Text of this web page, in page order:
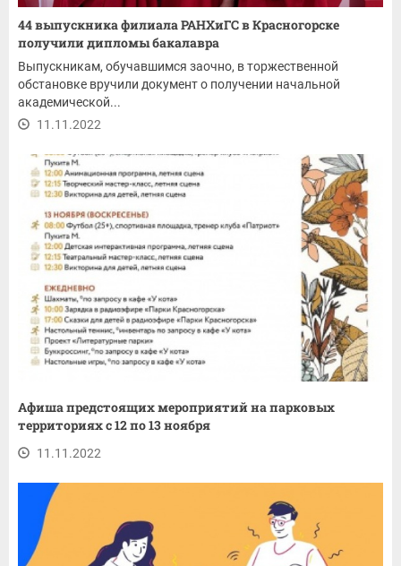
44 выпускника филиала РАНХиГС в Красногорске
получили дипломы бакалавра
Выпускникам, обучавшимся заочно, в торжественной
обстановке вручили документ о получении начальной
академической...
11.11.2022
Афиша предстоящих мероприятий на парковых
территориях с 12 по 13 ноября
11.11.2022